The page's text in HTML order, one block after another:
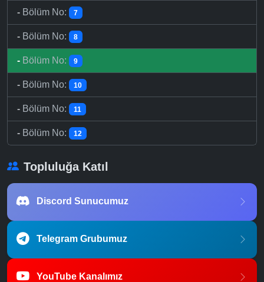
- Bölüm No: 7
- Bölüm No: 8
- Bölüm No: 9
- Bölüm No: 10
- Bölüm No: 11
- Bölüm No: 12
Topluluğa Katıl
Discord Sunucumuz
Telegram Grubumuz
YouTube Kanalımız